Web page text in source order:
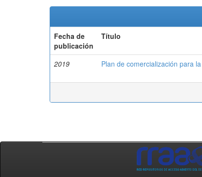
Fecha de
publicación
Título
2019 Plan de comercialización para